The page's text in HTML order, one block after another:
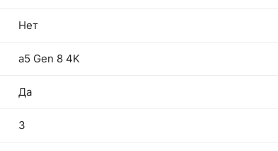
Нет
а5 Gen 8 4K
Да
3